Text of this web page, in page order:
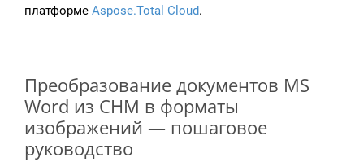
платформе Aspose.Total Cloud.
Преобразование документов MS
Word из CHM в форматы
изображений — пошаговое
руководство